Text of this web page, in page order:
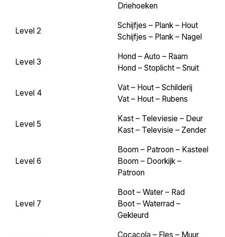
Driehoeken
Level 2
Schijfjes – Plank – Hout
Schijfjes – Plank – Nagel
Level 3
Hond – Auto – Raam
Hond – Stoplicht – Snuit
Level 4
Vat – Hout – Schilderij
Vat – Hout – Rubens
Level 5
Kast – Televiesie – Deur
Kast – Televisie – Zender
Level 6
Boom – Patroon – Kasteel
Boom – Doorkijk –
Patroon
Level 7
Boot – Water – Rad
Boot – Waterrad –
Gekleurd
Cocacola – Fles – Muur